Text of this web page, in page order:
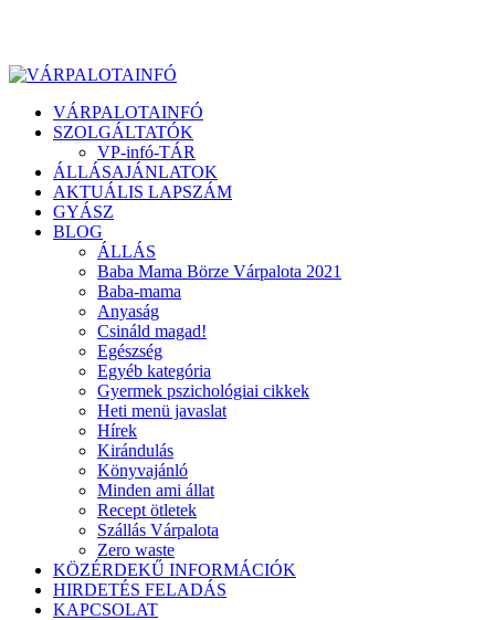
VÁRPALOTAINFÓ
SZOLGÁLTATÓK
VP-infó-TÁR
ÁLLÁSAJÁNLATOK
AKTUÁLIS LAPSZÁM
GYÁSZ
BLOG
ÁLLÁS
Baba Mama Börze Várpalota 2021
Baba-mama
Anyaság
Csináld magad!
Egészség
Egyéb kategória
Gyermek pszichológiai cikkek
Heti menü javaslat
Hírek
Kirándulás
Könyvajánló
Minden ami állat
Recept ötletek
Szállás Várpalota
Zero waste
KÖZÉRDEKŰ INFORMÁCIÓK
HIRDETÉS FELADÁS
KAPCSOLAT